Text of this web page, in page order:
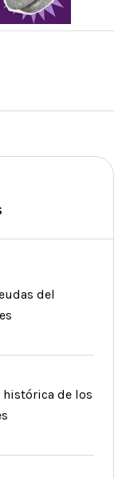
del
histórica de los